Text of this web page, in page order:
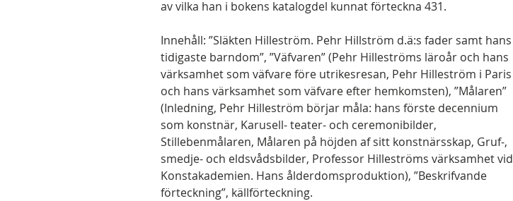
av vilka han i bokens katalogdel kunnat förteckna 431.
Innehåll: ”Släkten Hilleström. Pehr Hillström d.ä:s fader samt hans
tidigaste barndom”, ”Väfvaren” (Pehr Hilleströms läroår och hans
värksamhet som väfvare före utrikesresan, Pehr Hilleström i Paris
och hans värksamhet som väfvare efter hemkomsten), ”Målaren”
(Inledning, Pehr Hilleström börjar måla: hans förste decennium
som konstnär, Karusell- teater- och ceremonibilder,
Stillebenmålaren, Målaren på höjden af sitt konstnärsskap, Gruf-,
smedje- och eldsvådsbilder, Professor Hilleströms värksamhet vid
Konstakademien. Hans ålderdomsproduktion), ”Beskrifvande
förteckning”, källförteckning.